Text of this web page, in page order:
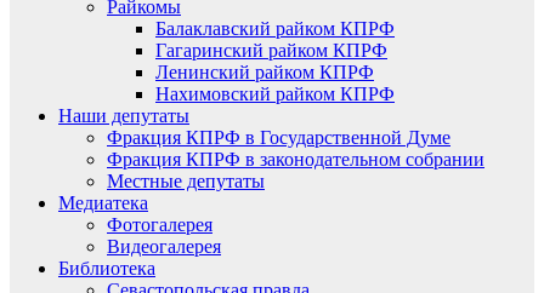
Райкомы
Балаклавский райком КПРФ
Гагаринский райком КПРФ
Ленинский райком КПРФ
Нахимовский райком КПРФ
Наши депутаты
Фракция КПРФ в Государственной Думе
Фракция КПРФ в законодательном собрании
Местные депутаты
Медиатека
Фотогалерея
Видеогалерея
Библиотека